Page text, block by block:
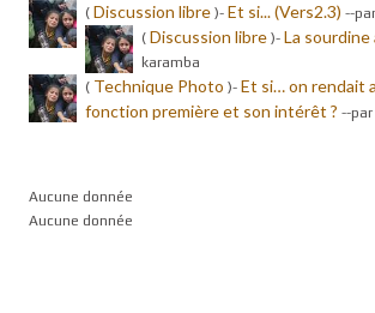
( Discussion libre )- Et si... (Vers2.3) --
( Discussion libre )- La sourdine
karamba
( Technique Photo )- Et si… on rendait
fonction première et son intérêt ? --
Aucune donnée
Aucune donnée